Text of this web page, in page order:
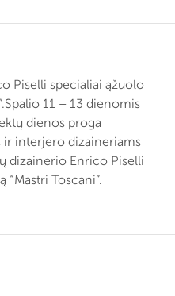
Piselli specialiai ąžuolo
Spalio 11 – 13 dienomis
dienos proga
ir interjero dizaineriams
dizainerio Enrico Piselli
Toscani”.